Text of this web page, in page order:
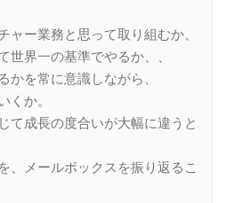
ャー業務と思って取り組むか、
世界一の基準でやるか、、
かを常に意識しながら、
くか。
て成長の度合いが大幅に違うと
、メールボックスを振り返るこ